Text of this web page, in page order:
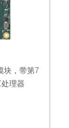
块，带第7
理器